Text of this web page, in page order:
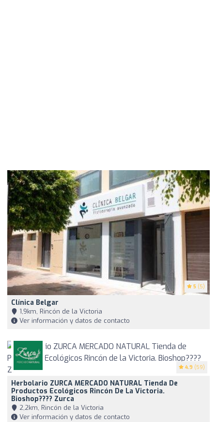
5 (5)
Clínica Belgar
1,9km, Rincón de la Victoria
Ver información y datos de contacto
4.9 (59)
Herbolario ZURCA MERCADO NATURAL Tienda De
Productos Ecológicos Rincón De La Victoria.
Bioshop???? Zurca
2,2km, Rincón de la Victoria
Ver información y datos de contacto